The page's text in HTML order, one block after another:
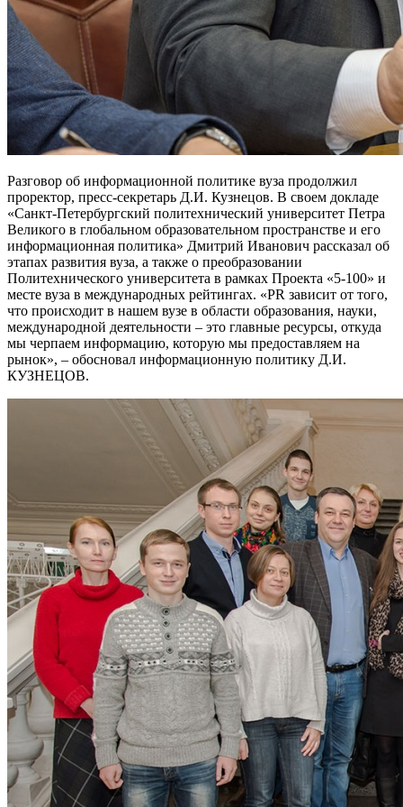
Разговор об информационной политике вуза продолжил
проректор, пресс-секретарь Д.И. Кузнецов. В своем докладе
«Санкт-Петербургский политехнический университет Петра
Великого в глобальном образовательном пространстве и его
информационная политика» Дмитрий Иванович рассказал об
этапах развития вуза, а также о преобразовании
Политехнического университета в рамках Проекта «5-100» и
месте вуза в международных рейтингах. «PR зависит от того,
что происходит в нашем вузе в области образования, науки,
международной деятельности – это главные ресурсы, откуда
мы черпаем информацию, которую мы предоставляем на
рынок», – обосновал информационную политику Д.И.
КУЗНЕЦОВ.